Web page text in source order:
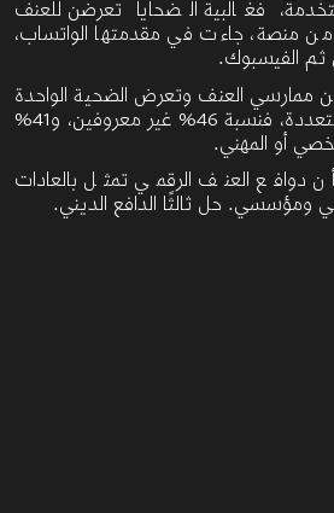
فغالبية الضحايا تعرضن للعنف
منصة، جاءت في مقدمتها الواتساب،
ثم الفيسبوك.
ممارسي العنف وتعرض الضحية الواحدة
فنسبة 46%
غير معروفين، و41%
أو المهني.
دوافع العنف الرقمي تمثل بالعادات
ومؤسسي. حل ثالثًا الدافع الديني.